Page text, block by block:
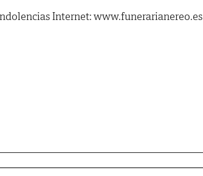
Internet: www.funerarianereo.es